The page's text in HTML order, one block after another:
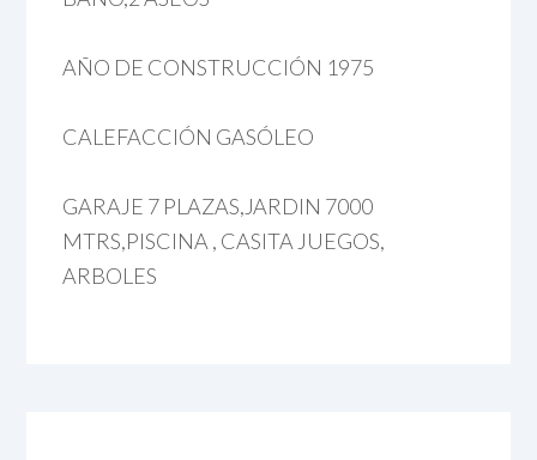
AÑO DE CONSTRUCCIÓN 1975
CALEFACCIÓN GASÓLEO
GARAJE 7 PLAZAS,JARDIN 7000
MTRS,PISCINA , CASITA JUEGOS,
ARBOLES